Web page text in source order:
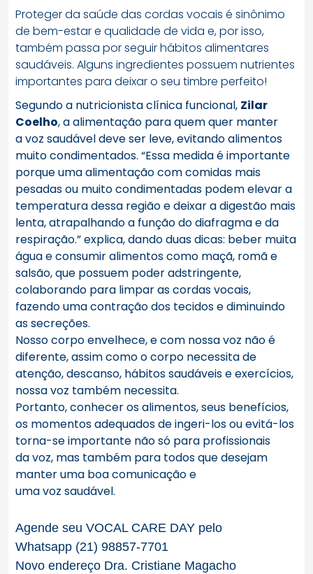
Proteger da saúde das cordas vocais é sinônimo
de bem-estar e qualidade de vida e, por isso,
também passa por seguir hábitos alimentares
saudáveis. Alguns ingredientes possuem nutrientes
importantes para deixar o seu timbre perfeito!
Segundo a nutricionista clínica funcional, Zilar
Coelho, a alimentação para quem quer manter
avoz saudável deve ser leve, evitando alimentos
muito condimentados. “Essa medida é importante
porque uma alimentação com comidas mais
pesadas ou muito condimentadas podem elevar a
temperatura dessa região e deixar a digestão mais
lenta, atrapalhando a função do diafragma e da
respiração.” explica, dando duas dicas: beber muita
água e consumir alimentos como maçã, romã e
salsão, que possuem poder adstringente,
colaborando para limpar as cordas vocais,
fazendo uma contração dos tecidos e diminuindo
as secreções.
Nosso corpo envelhece, e com nossavoz não é
diferente, assim como o corpo necessita de
atenção, descanso, hábitos saudáveis e exercícios,
nossavoz também necessita.
Portanto, conhecer os alimentos, seus benefícios,
os momentos adequados de ingeri-los ou evitá-los
torna-se importante não só para profissionais
davoz, mas também para todos que desejam
manter uma boa comunicação e
umavoz saudável.
Agende seu VOCAL CARE DAY pelo
Whatsapp (21) 98857-7701
Novo endereço Dra. Cristiane Magacho